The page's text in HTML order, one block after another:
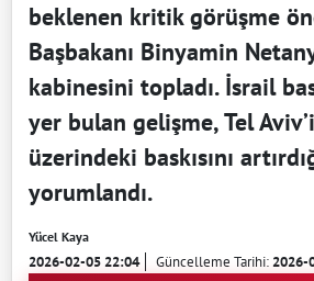
beklenen kritik görüşme
Başbakanı Binyamin
kabinesini topladı. İsrail
yer bulan gelişme, Tel
üzerindeki baskısını
yorumlandı.
Yücel Kaya
2026-02-05 22:04 Güncelleme Tarihi:2026-